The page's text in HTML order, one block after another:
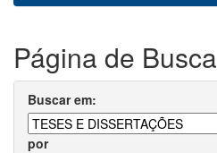
Página de Busca
Buscar em:
por